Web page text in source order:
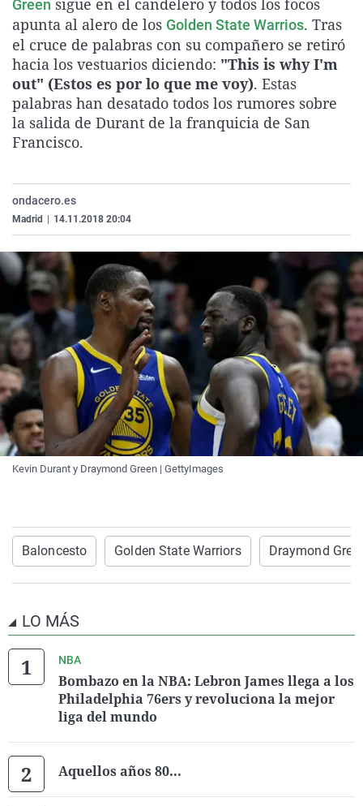
La rosa de los vientos
Gente viajera
Como el perro y el
Caso
Retornados
Equipo de
Operación Viuda
Extremadura
Galicia
La Rioja
Navarra
País Vasco
Virales
Televisión
Elecciones
Green sigue en el candelero y todos los focos
apunta al alero de los Golden State Warrios. Tras
el cruce de palabras con su compañero se retiró
hacia los vestuarios diciendo: "This is why I'm
out" (Estos es por lo que me voy). Estas
palabras han desatado todos los rumores sobre
la salida de Durant de la franquicia de San
Francisco.
ondacero.es
Madrid 14.11.2018 20:04
Kevin Durant y Draymond Green | GettyImages
Baloncesto Golden State Warriors Draymond
LO MÁS
NBA
Bombazo en la NBA: Lebron James llega a los
Philadelphia 76ers y revoluciona la mejor
liga del mundo
Aquellos años 80...